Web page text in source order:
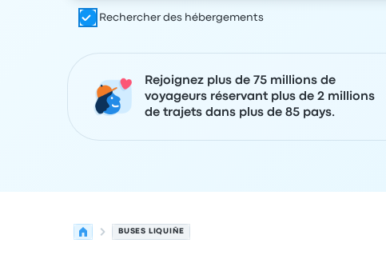
Rechercher des hébergements
Rejoignez plus de 75 millions de
voyageurs réservant plus de 2 millions
de trajets dans plus de 85 pays.
BUSES LIQUIÑE